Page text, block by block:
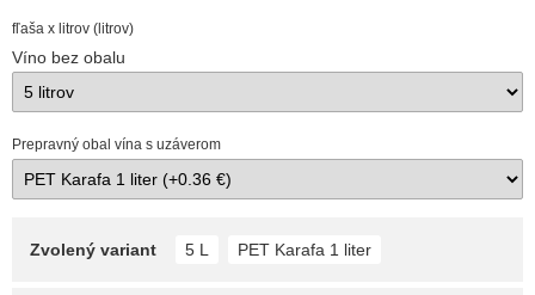
fľaša x litrov (litrov)
Víno bez obalu
Prepravný obal vína s uzáverom
Zvolený variant 5 L PET Karafa 1 liter